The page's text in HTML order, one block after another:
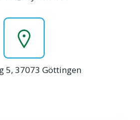
5, 37073 Göttingen